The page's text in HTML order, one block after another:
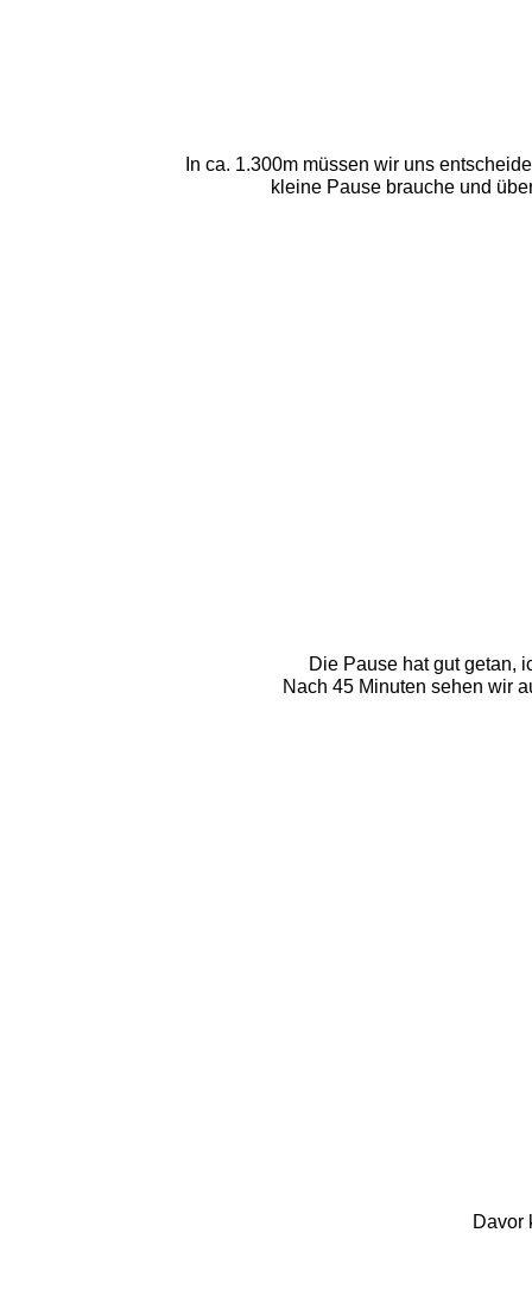
In ca. 1.300m müssen wir uns
kleine Pause brauche und
Die Pause hat gut getan,
Nach 45 Minuten sehen wir
Davor